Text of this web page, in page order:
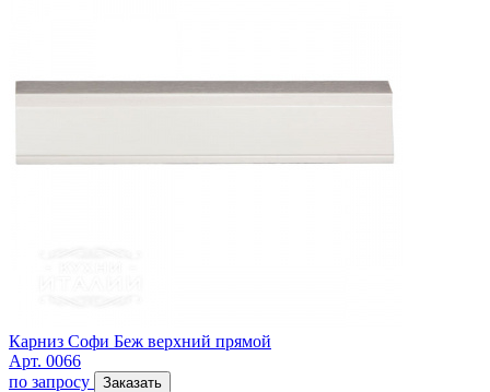
Карниз Софи Беж верхний прямой
Арт. 0066
по запросу
Заказать